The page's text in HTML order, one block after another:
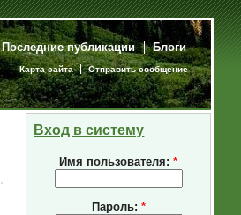
Последние публикации Блоги
Карта сайта Отправить сообщение
Вход в систему
Имя пользователя:*
Пароль: *